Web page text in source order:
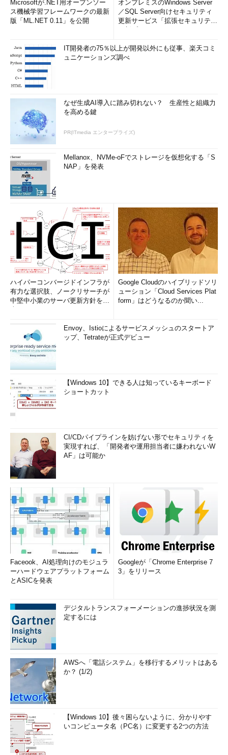
Microsoftが.NET用オープンソー
ス機械学習フレームワークの最新
版「ML.NET 0.11」を公開
オンプレミスのWindows Server
／SQL Server向けセキュリティ
更新サービス「拡張セキュリティ
IT開発者の75％以上が開発以外にも従事、楽天コミ
ュニケーションズ調べ
なぜ生成AI導入に踏み切れない？ 生産性と組織力
を高める鍵
PR(ITmedia エンタープライズ)
Mellanox、NVMe-oFでストレージを仮想化する「S
NAP」を発表
ハイパーコンバージドインフラが
有力な選択肢、ノークリサーチが
中堅中小業のサーバ更新方針を調
Google Cloudのハイブリッドソリ
ューション「Cloud Services Plat
form」はどうなるのか聞い...
Envoy、Istioによるサービスメッシュのスタートア
ップ、Tetrateが正式デビュー
【Windows 10】できる人は知っているキーボード
ショートカット
CI/CDパイプラインを妨げない形でセキュリティを
実現すれば、「開発者や運用担当者に嫌われないW
AF」は可能か
Faceook、AI処理向けのモジュラ
ーハードウェアプラットフォーム
とASICを発表
Googleが「Chrome Enterprise 7
3」をリリース
デジタルトランスフォーメーションの進捗状況を測
定するには
AWSへ「電話システム」を移行するメリットはある
か？ (1/2)
【Windows 10】後々困らないように、分かりやす
いコンピュータ名（PC名）に変更する2つの方法